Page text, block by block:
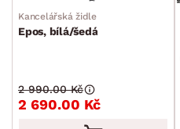
Kancelářská židle
Epos, bílá/šedá
2 690.00 Kč
2 990.00 Kč